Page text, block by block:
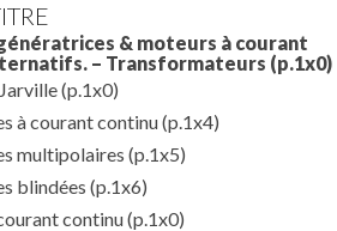
& moteurs à courant
– Transformateurs (p.1x0)
(p.1x0)
à courant continu(p.1x4)
multipolaires (p.1x5)
blindées (p.1x6)
continu(p.1x0)